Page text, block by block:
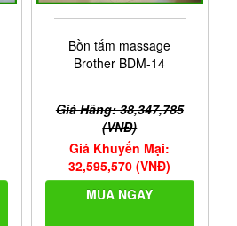
Bồn tắm massage
Brother BDM-14
Giá Hãng: 38,347,785
(VNĐ)
Giá Khuyến Mại:
32,595,570 (VNĐ)
MUA NGAY